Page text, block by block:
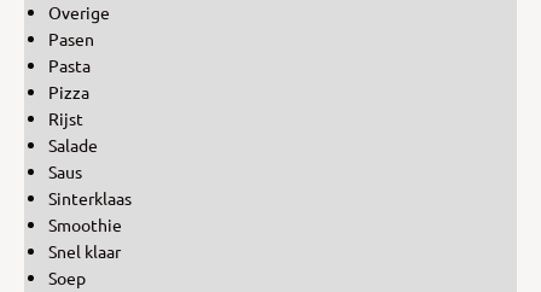
Overige
Pasen
Pasta
Pizza
Rijst
Salade
Saus
Sinterklaas
Smoothie
Snel klaar
Soep